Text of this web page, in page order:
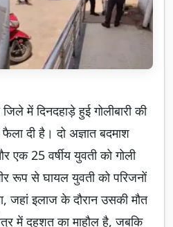
में दिनदहाड़े हुई गोलीबारी की
दी है। दो अज्ञात बदमाश
25 वर्षीय युवती को गोली
रूप से घायल युवती को परिजनों
जहां इलाज के दौरान उसकी मौत
में दहशत का माहौल है, जबकि